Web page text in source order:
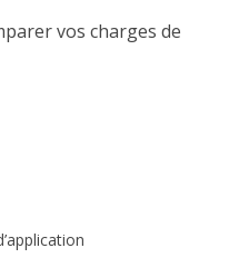
vos charges de